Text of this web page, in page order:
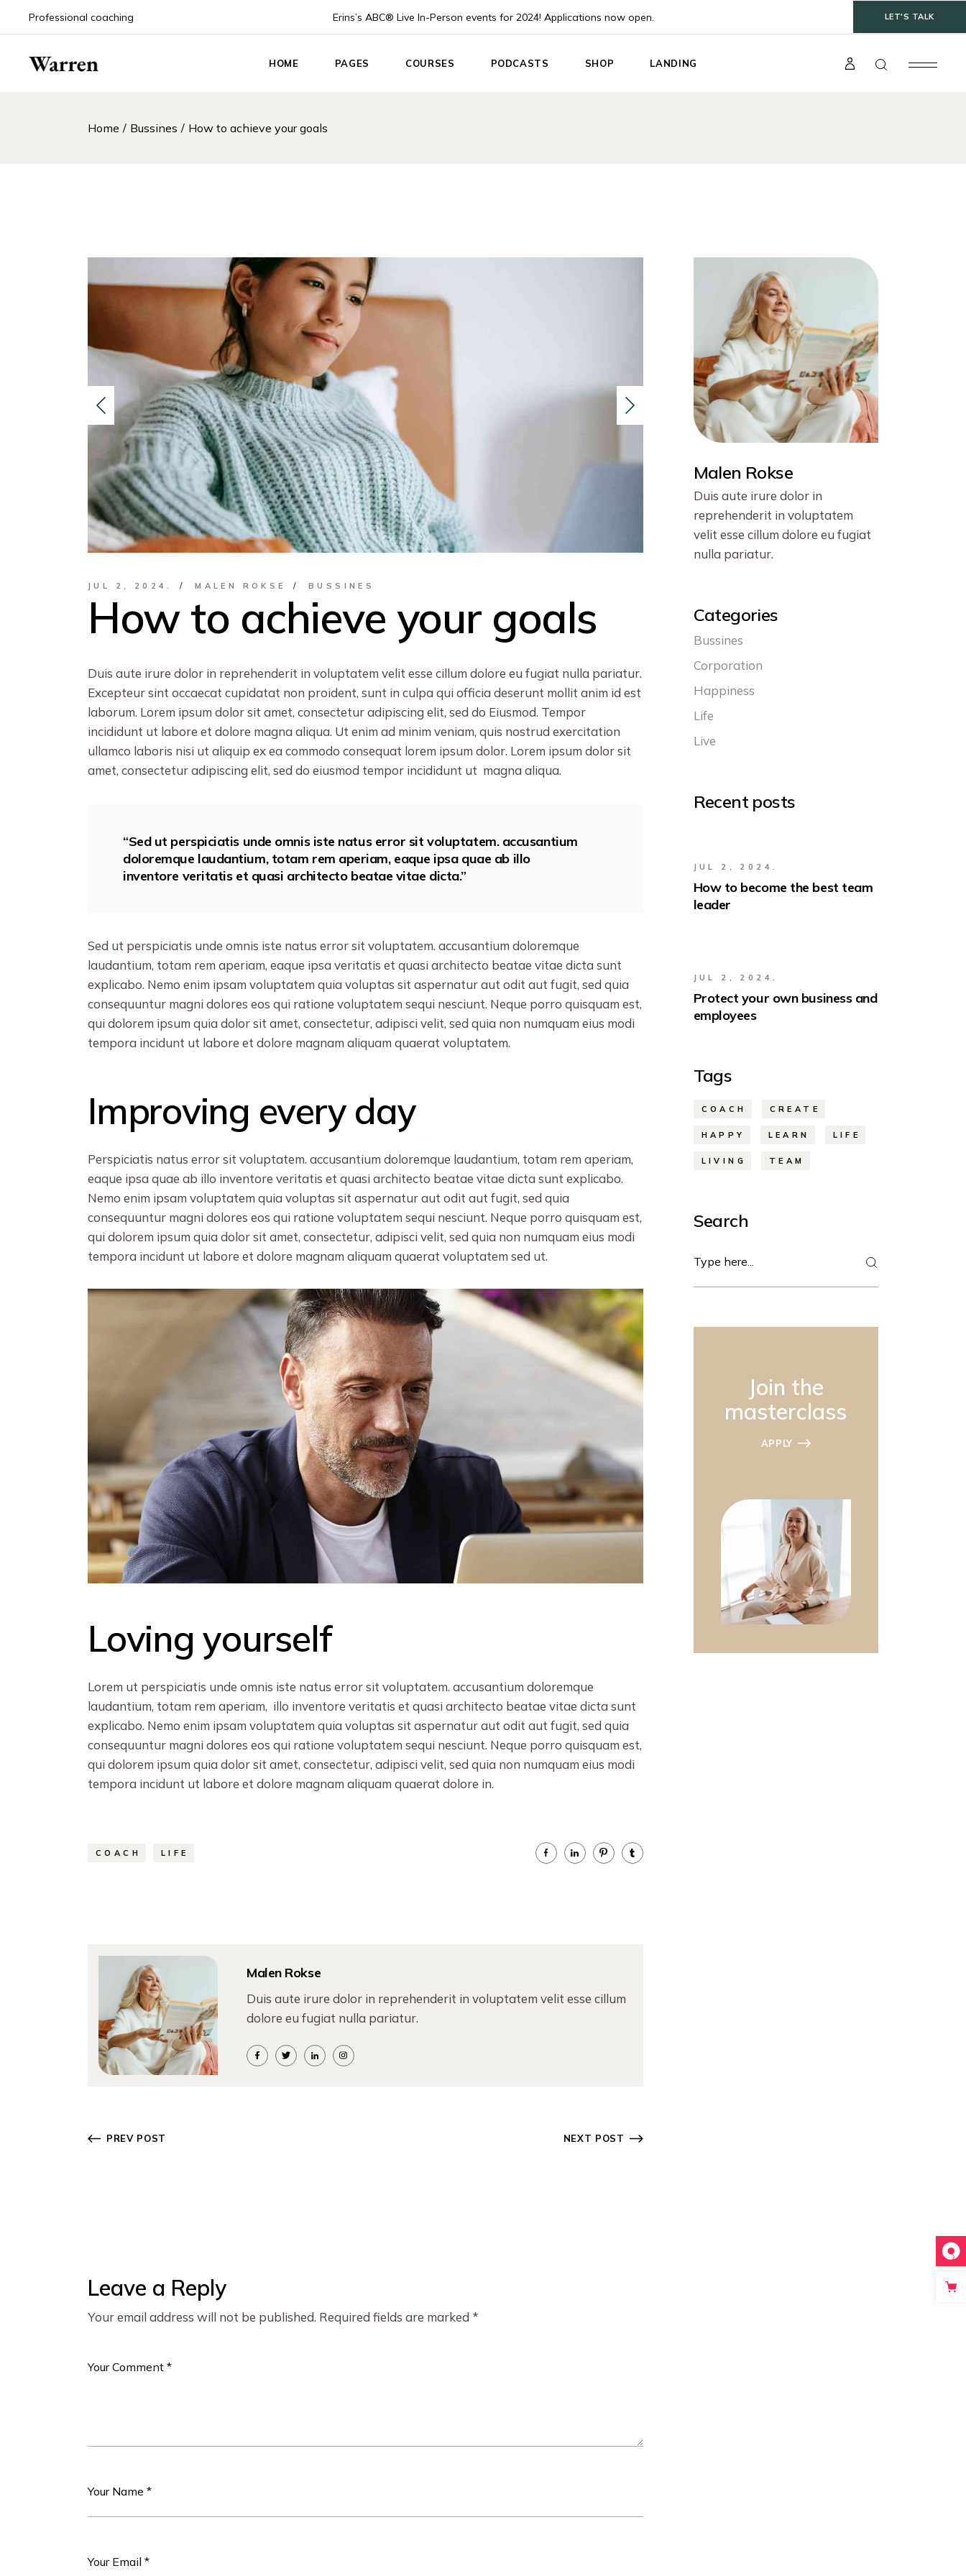
Professional coaching Erins’s ABC® Live In-Person events for 2024! Applications now open. LET'S TALK
HOME
Main Home
Personal Coach
Podcast Home
Counseling Home
PAGES
Contact Us
Coming Soon
COURSES PODCASTS SHOP LANDING
Home Bussines How to achieve your goals
JUL 2, 2024. MALEN ROKSE BUSSINES
How to achieve your goals
Duis aute irure dolor in reprehenderit in voluptatem velit esse cillum dolore eu fugiat nulla pariatur.
Excepteur sint occaecat cupidatat non proident, sunt in culpa qui officia deserunt mollit anim id est
laborum. Lorem ipsum dolor sit amet, consectetur adipiscing elit, sed do Eiusmod. Tempor
incididunt ut labore et dolore magna aliqua. Ut enim ad minim veniam, quis nostrud exercitation
ullamco laboris nisi ut aliquip ex ea commodo consequat lorem ipsum dolor. Lorem ipsum dolor sit
amet, consectetur adipiscing elit, sed do eiusmod tempor incididunt ut magna aliqua.
“Sed ut perspiciatis unde omnis iste natus error sit voluptatem. accusantium
doloremque laudantium, totam rem aperiam, eaque ipsa quae ab illo
inventore veritatis et quasi architecto beatae vitae dicta.”
Sed ut perspiciatis unde omnis iste natus error sit voluptatem. accusantium doloremque
laudantium, totam rem aperiam, eaque ipsa veritatis et quasi architecto beatae vitae dicta sunt
explicabo. Nemo enim ipsam voluptatem quia voluptas sit aspernatur aut odit aut fugit, sed quia
consequuntur magni dolores eos qui ratione voluptatem sequi nesciunt. Neque porro quisquam est,
qui dolorem ipsum quia dolor sit amet, consectetur, adipisci velit, sed quia non numquam eius modi
tempora incidunt ut labore et dolore magnam aliquam quaerat voluptatem.
Improving every day
Perspiciatis natus error sit voluptatem. accusantium doloremque laudantium, totam rem aperiam,
eaque ipsa quae ab illo inventore veritatis et quasi architecto beatae vitae dicta sunt explicabo.
Nemo enim ipsam voluptatem quia voluptas sit aspernatur aut odit aut fugit, sed quia
consequuntur magni dolores eos qui ratione voluptatem sequi nesciunt. Neque porro quisquam est,
qui dolorem ipsum quia dolor sit amet, consectetur, adipisci velit, sed quia non numquam eius modi
tempora incidunt ut labore et dolore magnam aliquam quaerat voluptatem sed ut.
Loving yourself
Lorem ut perspiciatis unde omnis iste natus error sit voluptatem. accusantium doloremque
laudantium, totam rem aperiam, illo inventore veritatis et quasi architecto beatae vitae dicta sunt
explicabo. Nemo enim ipsam voluptatem quia voluptas sit aspernatur aut odit aut fugit, sed quia
consequuntur magni dolores eos qui ratione voluptatem sequi nesciunt. Neque porro quisquam est,
qui dolorem ipsum quia dolor sit amet, consectetur, adipisci velit, sed quia non numquam eius modi
tempora incidunt ut labore et dolore magnam aliquam quaerat dolore in.
COACH LIFE
Malen Rokse
Duis aute irure dolor in reprehenderit in voluptatem velit esse cillum
dolore eu fugiat nulla pariatur.
PREV POST NEXT POST
Leave a Reply
Your email address will not be published. Required fields are marked *
Malen Rokse
Duis aute irure dolor in
reprehenderit in voluptatem
velit esse cillum dolore eu fugiat
nulla pariatur.
Categories
Bussines
Corporation
Happiness
Life
Live
Recent posts
JUL 2, 2024.
How to become the best team
leader
JUL 2, 2024.
Protect your own business and
employees
Tags
COACH CREATE
HAPPY LEARN LIFE
LIVING TEAM
Search
Join the
masterclass
APPLY